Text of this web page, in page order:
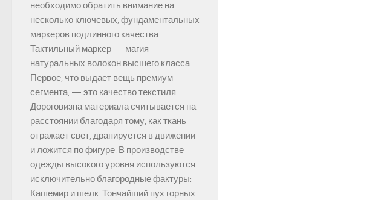
необходимо обратить внимание на
несколько ключевых, фундаментальных
маркеров подлинного качества.
Тактильный маркер — магия
натуральных волокон высшего класса
Первое, что выдает вещь премиум-
сегмента, — это качество текстиля.
Дороговизна материала считывается на
расстоянии благодаря тому, как ткань
отражает свет, драпируется в движении
и ложится по фигуре. В производстве
одежды высокого уровня используются
исключительно благородные фактуры:
Кашемир и шелк. Тончайший пух горных